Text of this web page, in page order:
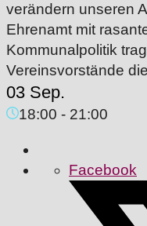
verändern unseren
Ehrenamt mit
Kommunalpolitik
Vereinsvorstände
03 Sep.
18:00 - 21:00
Facebook